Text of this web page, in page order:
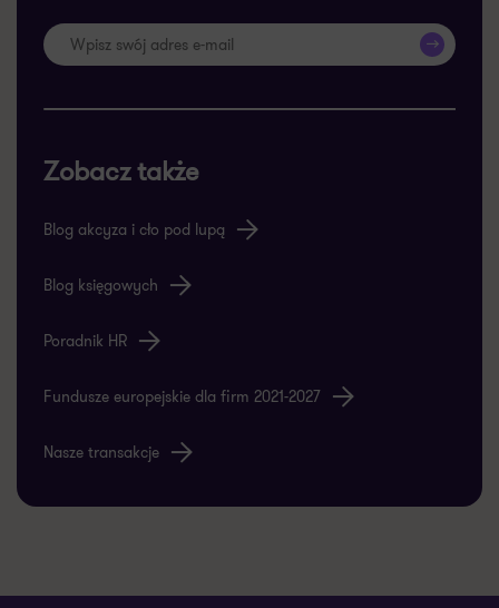
>>
Zobacz także
Blog akcyza i cło pod lupą
Blog księgowych
Poradnik HR
Fundusze europejskie dla firm 2021-2027
Nasze transakcje